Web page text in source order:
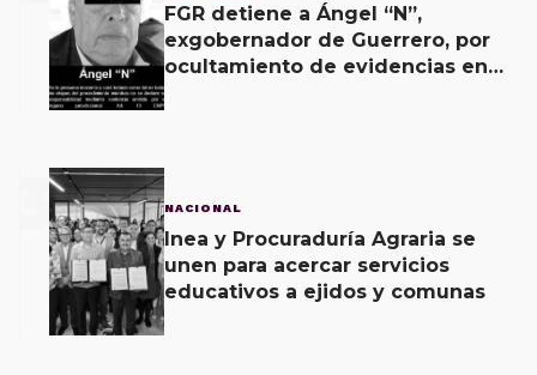
FGR detiene a Ángel “N”,
exgobernador de Guerrero, por
ocultamiento de evidencias en
3 NACIONAL
Inea y Procuraduría Agraria se
unen para acercar servicios
educativos a ejidos y comunas